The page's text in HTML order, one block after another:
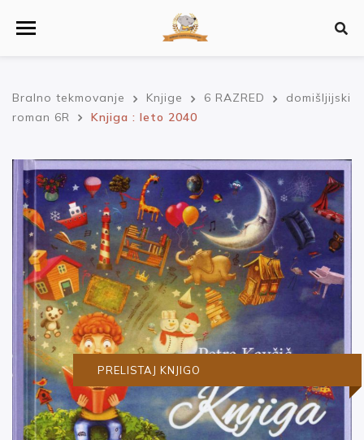
Bralno tekmovanje Knjige 6 RAZRED
domišljijski
roman 6R
Knjiga : leto 2040
PRELISTAJ KNJIGO